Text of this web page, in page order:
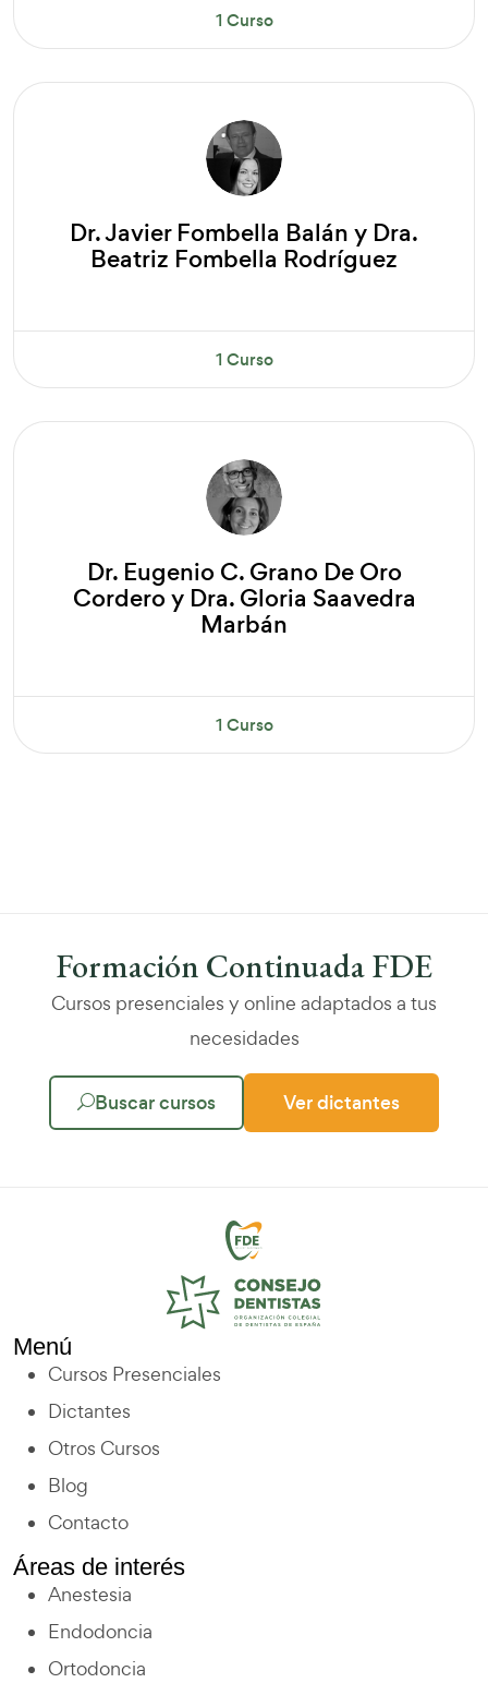
1 Curso
Dr. Javier Fombella Balán y Dra.
Beatriz Fombella Rodríguez
1 Curso
Dr. Eugenio C. Grano De Oro
Cordero y Dra. Gloria Saavedra
Marbán
1 Curso
Formación Continuada FDE
Cursos presenciales y online adaptados a tus
necesidades
Buscar cursos Ver dictantes
Menú
Cursos Presenciales
Dictantes
Otros Cursos
Blog
Contacto
Áreas de interés
Anestesia
Endodoncia
Ortodoncia